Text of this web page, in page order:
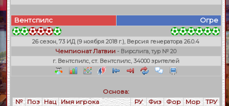
Вентспилс Огре
26 сезон, 73 ИД (9 ноября 2018 г.), Версия генератора 26.0.4
Чемпионат Латвии- Вирслига, тур № 20
г. Вентспилс, ст. Вентспилс, 34000 зрителей
Основа:
№
Поз Нац Имя игрока РУ Физ Фор Мор
ТРУ